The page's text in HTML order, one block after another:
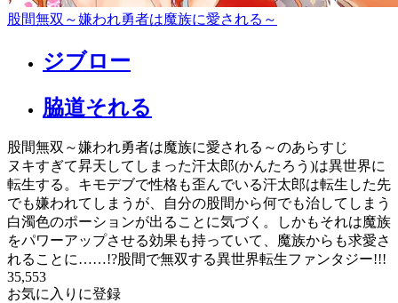
股間無双～嫌われ勇者は魔族に愛される～
ジブロー
脇道それる
股間無双～嫌われ勇者は魔族に愛される～のあらすじ
ヌキすぎて昇天してしまった汗太郎(かんたろう)は異世界に
転生する。キモデブで性格も歪んでいる汗太郎は転生した先
でも嫌われてしまうが、自分の股間から何でも治してしまう
白濁色のポーションが出ることに気づく。しかもそれは魔族
をパワーアップさせる効果も持っていて、魔族からも求愛さ
れることに……!?股間で無双する異世界転生ファンタジー!!!
35,553
お気に入りに登録